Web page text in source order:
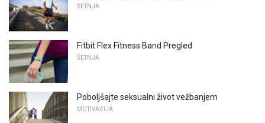
ŠETNJA
Fitbit Flex Fitness Band Pregled
ŠETNJA
Poboljšajte seksualni život vežbanjem
MOTIVACIJA